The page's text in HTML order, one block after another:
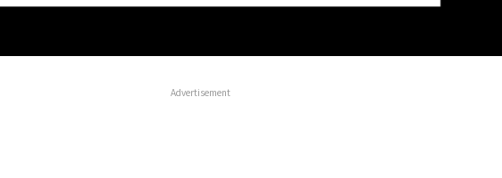
Advertisement